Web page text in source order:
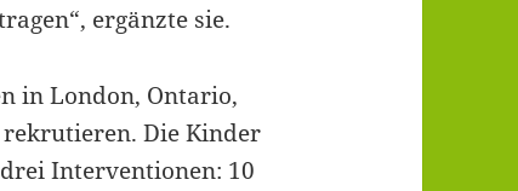
ergänzte sie.
in London, Ontario,
Die Kinder
Interventionen: 10